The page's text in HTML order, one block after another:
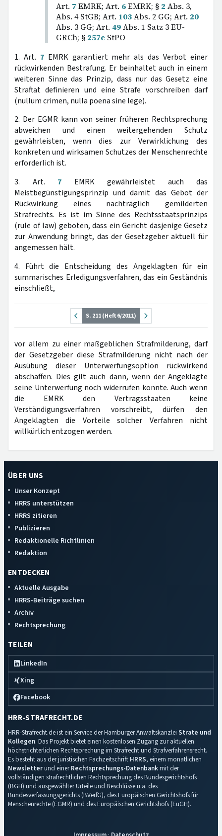
Art. 7 EMRK; Art. 6EMRK; § 2 Abs. 3,
Abs. 4 StGB; Art. 103Abs. 2 GG; Art. 20
Abs. 3 GG; Art. 49Abs. 1 Satz 3 EU-
GRCh; § 257c StPO
1. Art. 7EMRK garantiert mehr als das Verbot einer
rückwirkenden Bestrafung. Er beinhaltet auch in einem
weiteren Sinne das Prinzip, dass nur das Gesetz eine
Straftat definieren und eine Strafe vorschreiben darf
(nullum crimen, nulla poena sine lege).
2. Der EGMR kann von seiner früheren Rechtsprechung
abweichen und einen weitergehenden Schutz
gewährleisten, wenn dies zur Verwirklichung des
konkreten und wirksamen Schutzes der Menschenrechte
erforderlich ist.
3. Art. 7 EMRK gewährleistet auch das
Meistbegünstigungsprinzip und damit das Gebot der
Rückwirkung eines nachträglich gemilderten
Strafrechts. Es ist im Sinne des Rechtsstaatsprinzips
(rule of law) geboten, dass ein Gericht dasjenige Gesetz
zur Anwendung bringt, das der Gesetzgeber aktuell für
angemessen hält.
4. Führt die Entscheidung des Angeklagten für ein
summarisches Erledigungsverfahren, das ein Geständnis
einschließt,
S. 211 (Heft 6/2011)
vor allem zu einer maßgeblichen Strafmilderung, darf
der Gesetzgeber diese Strafmilderung nicht nach der
Ausübung dieser Unterwerfungsoption rückwirkend
abschaffen. Dies gilt auch dann, wenn der Angeklagte
seine Unterwerfung noch widerrufen konnte. Auch wenn
die EMRK den Vertragsstaaten keine
Verständigungsverfahren vorschreibt, dürfen den
Angeklagten die Vorteile solcher Verfahren nicht
willkürlich entzogen werden.
ÜBER UNS
Unser Konzept
HRRS unterstützen
HRRS zitieren
Publizieren
Redaktionelle Richtlinien
Redaktion
ENTDECKEN
Aktuelle Ausgabe
HRRS-Beiträge suchen
Archiv
Rechtsprechung
TEILEN
LinkedIn
Xing
Facebook
HRR-STRAFRECHT.DE
HRR-Strafrecht.de ist ein Service der Hamburger Anwaltskanzlei Strate und
Kollegen. Das Projekt bietet einen kostenlosen Zugang zur aktuellen
höchstrichterlichen Rechtsprechung im Strafrecht und Strafverfahrensrecht.
Es besteht aus der juristischen Fachzeitschrift HRRS, einem monatlichen
Newsletterund einerRechtsprechungs-Datenbankmit der
vollständigen strafrechtlichen Rechtsprechung des Bundesgerichtshofs
(BGH) und ausgewählter Urteile und Beschlüsse u.a. des
Bundesverfassungsgerichts (BVerfG), des Europäischen Gerichtshofs für
Menschenrechte (EGMR) und des Europäischen Gerichtshofs (EuGH).